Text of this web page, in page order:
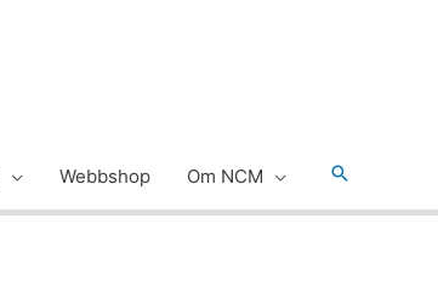
Webbshop Om NCM Sök